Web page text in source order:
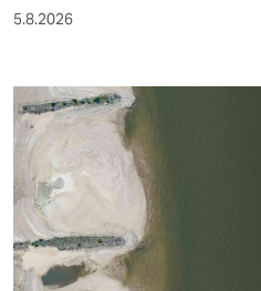
5.8.2026